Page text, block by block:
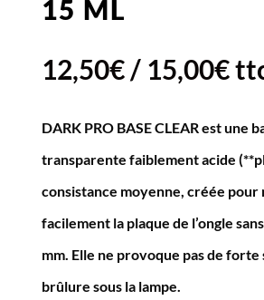
15 ML
12,50€/ 15,00€
DARK PRO BASE CLEAR est une
transparente faiblement acide
consistance moyenne, créée
facilement la plaque de l’ongle
mm. Elle ne provoque pas de forte
brûlure sous la lampe.